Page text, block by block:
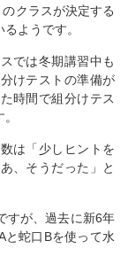
クラスが決定する
ようです。
では冬期講習中も
けテストの準備が
時間で組分けテス
は「少しヒントを
、そうだった」と
すが、過去に新6年
と蛇口Bを使って水